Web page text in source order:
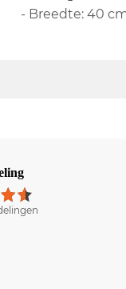
- Breedte: 40